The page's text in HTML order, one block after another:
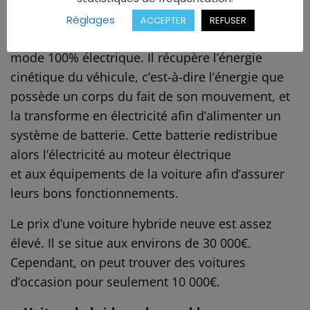
décélère, c’est le moteur électrique qui rentre en
mode 100% électrique. Il récupère l’énergie
cinétique du véhicule, c’est-à-dire l’énergie que
possède un corps du fait de son mouvement, et
la transforme en électricité afin d’alimenter un
système de batterie. Cette batterie redistribue
alors l’électricité au moteur électrique
et aux équipements de la voiture afin d’assurer
leurs bons fonctionnements.
Le prix d’une voiture hybride neuve est assez
élevé. Il se situe aux environs de 30 000€.
Cependant, on peut trouver des voitures
d’occasion pour seulement 10 000€.
Réglages
ACCEPTER REFUSER